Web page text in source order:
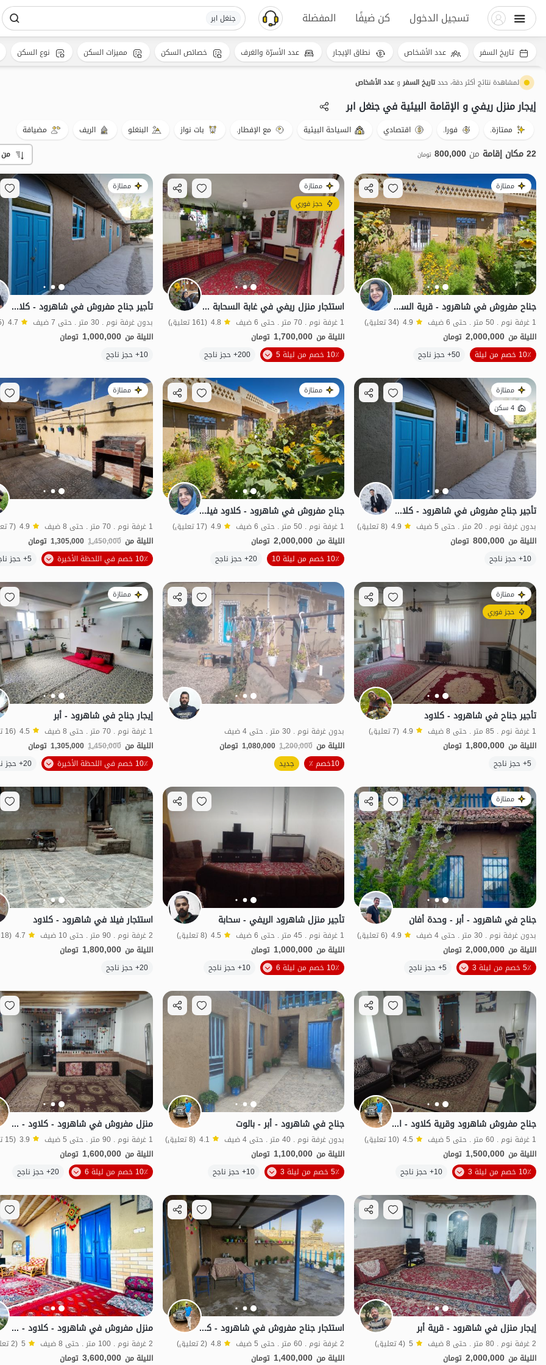
تسجيل الدخول كن ضيفًا المفضلة جنغل ابر
لمشاهدة نتائج أكثر دقة، حددتاريخ السفروعدد الأشخاص
إيجار منزل ريفي و الإقامة البيئية في جنغل ابر
ممتازة. فورا. اقتصادي السياحة البيئية مع الإفطار. بات نواز البنغلو الريف مضيافة
22 مكان إقامة من 800,000 تومان
ممتازة
جناح مفروش في شاهرود - قرية السحابة - الوحدة 1
1 غرفة نوم . 50 متر . حتى 6 ضيف 4.9 (34 تعليق)
الليلة من 2,000,000 تومان
10٪ خصم من ليلة
50+ حجز ناجح الموقع على الخريطة
ممتازة
حجز فوري
استئجار منزل ريفي في غابة السحابة في شهرود
1 غرفة نوم . 70 متر . حتى 6 ضيف 4.8 (161 تعليق)
الليلة من 1,700,000 تومان
10٪ خصم من ليلة 5
200+ حجز ناجح الموقع على الخريطة
ممتازة
تأجير جناح مفروش في شاهرود - كلاود - 30 م²
بدون غرفة نوم . 30 متر . حتى 7 ضيف 4.7 (5 تعليق)
الليلة من 1,000,000 تومان
10+ حجز ناجح
ممتازة
4 سكن
تأجير جناح مفروش في شاهرود - كلاود - 20 م²
بدون غرفة نوم . 20 متر . حتى 5 ضيف 4.9 (8 تعليق)
الليلة من 800,000 تومان
10+ حجز ناجح
اقتصادي الموقع على الخريطة
ممتازة
جناح مفروش في شاهرود - كلاود فيليدج - الوحدة 2
1 غرفة نوم . 50 متر . حتى 6 ضيف 4.9 (17 تعليق)
الليلة من 2,000,000 تومان
10٪ خصم من ليلة 10
20+ حجز ناجح الموقع على الخريطة
ممتازة
1 غرفة نوم . 70 متر . حتى 8 ضيف 4.9 (7 تعليق)
الليلة من 1,450,000
1,305,000 تومان
10٪ خصم في اللحظة الأخيرة
5+ حجز ناجح
ممتازة
حجز فوري
تأجير جناح في شاهرود - كلاود
1 غرفة نوم . 85 متر . حتى 8 ضيف 4.9 (7 تعليق)
الليلة من 1,800,000 تومان
5+ حجز ناجح
الموقع على الخريطة
بدون غرفة نوم . 30 متر . حتى 4 ضيف
الليلة من 1,200,000
1,080,000 تومان
10خصم ٪
جديد اقتصادي
ممتازة
إيجار جناح في شاهرود - أبر
1 غرفة نوم . 70 متر . حتى 8 ضيف 4.5 (16 تعليق)
الليلة من 1,450,000
1,305,000 تومان
10٪ خصم في اللحظة الأخيرة
20+ حجز ناجح
ممتازة
جناح في شاهرود - أبر - وحدة أفان
بدون غرفة نوم . 30 متر . حتى 4 ضيف 4.9 (6 تعليق)
الليلة من 2,000,000 تومان
5٪ خصم من ليلة 3
5+ حجز ناجح الموقع على الخريطة
تأجير منزل شاهرود الريفي - سحابة
1 غرفة نوم . 45 متر . حتى 6 ضيف 4.5 (8 تعليق)
الليلة من 1,000,000 تومان
10٪ خصم من ليلة 6
10+ حجز ناجح اقتصادي
استئجار فيلا في شاهرود - كلاود
2 غرفة نوم . 90 متر . حتى 10 ضيف 4.7 (18 تعليق)
الليلة من 1,800,000 تومان
20+ حجز ناجح
جناح مفروش شاهرود وقرية كلاود - الطابق 2 - شاه باسند
1 غرفة نوم . 60 متر . حتى 5 ضيف 4.5 (10 تعليق)
الليلة من 1,500,000 تومان
10٪ خصم من ليلة 3
10+ حجز ناجح اقتصادي بات نواز الموقع على الخريطة
جناح في شاهرود - أبر - بالوت
بدون غرفة نوم . 40 متر . حتى 4 ضيف 4.1 (8 تعليق)
الليلة من 1,100,000 تومان
5٪ خصم من ليلة 3
10+ حجز ناجح اقتصادي
منزل مفروش في شاهرود - كلاود - مرتفع هادئ
1 غرفة نوم . 90 متر . حتى 5 ضيف 3.9 (15 تعليق)
الليلة من 1,600,000 تومان
10٪ خصم من ليلة 6
20+ حجز ناجح
إيجار منزل في شاهرود - قرية أبر
2 غرفة نوم . 80 متر . حتى 8 ضيف 5 (4 تعليق)
الليلة من 2,000,000 تومان
استئجار جناح مفروش في شاهرود - كلاود - شاه هول
2 غرفة نوم . 60 متر . حتى 5 ضيف 4.8 (2 تعليق)
الليلة من 1,400,000 تومان
منزل مفروش في شاهرود - كلاود - وحدة إيفان
2 غرفة نوم . 100 متر . حتى 8 ضيف 5 (2 تعليق)
الليلة من 3,600,000 تومان
تاريخ السفر عدد الأشخاص نطاق الإيجار عدد الأسرّة والغرف خصائص السكن مميزات السكن نوع السكن